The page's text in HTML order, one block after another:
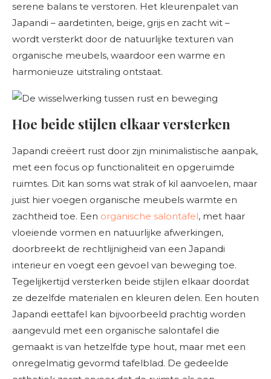
serene balans te verstoren. Het kleurenpalet van
Japandi – aardetinten, beige, grijs en zacht wit –
wordt versterkt door de natuurlijke texturen van
organische meubels, waardoor een warme en
harmonieuze uitstraling ontstaat.
Hoe beide stijlen elkaar versterken
Japandi creëert rust door zijn minimalistische aanpak,
met een focus op functionaliteit en opgeruimde
ruimtes. Dit kan soms wat strak of kil aanvoelen, maar
juist hier voegen organische meubels warmte en
zachtheid toe. Een organische salontafel, met haar
vloeiende vormen en natuurlijke afwerkingen,
doorbreekt de rechtlijnigheid van een Japandi
interieur en voegt een gevoel van beweging toe.
Tegelijkertijd versterken beide stijlen elkaar doordat
ze dezelfde materialen en kleuren delen. Een houten
Japandi eettafel kan bijvoorbeeld prachtig worden
aangevuld met een organische salontafel die
gemaakt is van hetzelfde type hout, maar met een
onregelmatig gevormd tafelblad. De gedeelde